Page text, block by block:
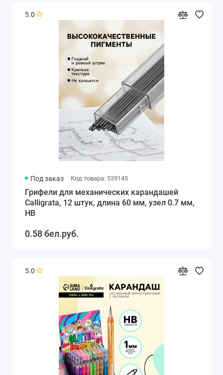
5.0
Под заказ Код товара: 539145
Грифели для механических карандашей
Calligrata, 12 штук, длина 60 мм, узел 0.7 мм,
НВ
0.58 бел.руб.
5.0